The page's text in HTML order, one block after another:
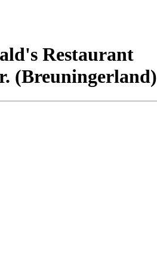
­Restaurant
(Breuningerland)